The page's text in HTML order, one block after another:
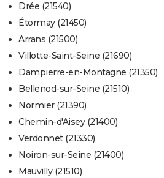
Drée (21540)
Étormay (21450)
Arrans (21500)
Villotte-Saint-Seine (21690)
Dampierre-en-Montagne (21350)
Bellenod-sur-Seine (21510)
Normier (21390)
Chemin-d'Aisey (21400)
Verdonnet (21330)
Noiron-sur-Seine (21400)
Mauvilly (21510)